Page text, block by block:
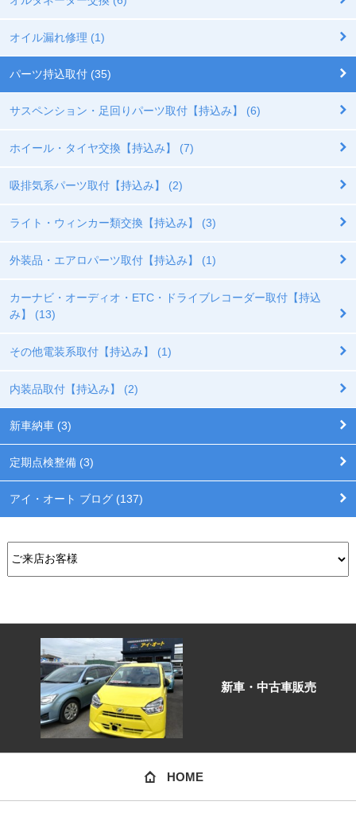
オイル漏れ修理 (1)
パーツ持込取付 (35)
サスペンション・足回りパーツ取付【持込み】 (6)
ホイール・タイヤ交換【持込み】 (7)
吸排気系パーツ取付【持込み】 (2)
ライト・ウィンカー類交換【持込み】 (3)
外装品・エアロパーツ取付【持込み】 (1)
カーナビ・オーディオ・ETC・ドライブレコーダー取付【持込
み】 (13)
その他電装系取付【持込み】 (1)
内装品取付【持込み】 (2)
新車納車 (3)
定期点検整備 (3)
アイ・オート ブログ (137)
新車・中古車販売
HOME